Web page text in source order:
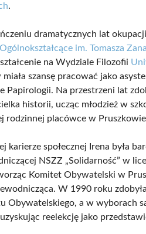
.
dramatycznych lat
im. Tomasza
na Wydziale Filozofii
szansę pracować jako
Papirologii. Na przestrzeni lat
historii, ucząc młodzież w
rodzinnej placówce w
karierze społecznej Irena była
NSZZ „Solidarność” w
Komitet Obywatelski w
W 1990 roku
Obywatelskiego, a w wyborach
reelekcję jako